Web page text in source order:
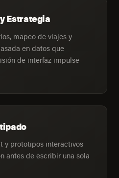
Estrategia
mapeo de viajes y
en datos que
de interfaz impulse
y prototipos interactivos
antes de escribir una sola